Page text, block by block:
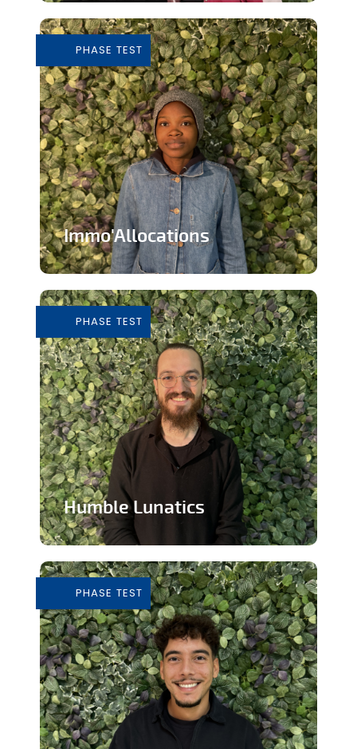
outils pour consommer de façon...
En savoir plus
PHASE TEST
Immo'Allocations
les personnes touchant des...
En savoir plus
PHASE TEST
Humble Lunatics
éthique
En savoir plus
PHASE TEST